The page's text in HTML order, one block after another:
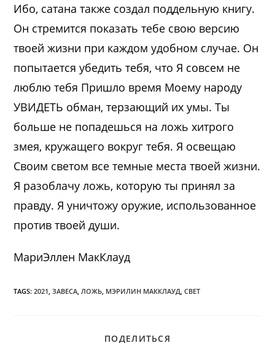
Ибо, сатана также создал поддельную книгу.
Он стремится показать тебе свою версию
твоей жизни при каждом удобном случае. Он
попытается убедить тебя, что Я совсем не
люблю тебя Пришло время Моему народу
УВИДЕТЬ обман, терзающий их умы. Ты
больше не попадешься на ложь хитрого
змея, кружащего вокруг тебя. Я освещаю
Своим светом все темные места твоей жизни.
Я разоблачу ложь, которую ты принял за
правду. Я уничтожу оружие, использованное
против твоей души.
МариЭллен МакКлауд
TAGS:2021 ЗАВЕСА ЛОЖЬ МЭРИЛИН МАККЛАУД СВЕТ
ПОДЕЛИТЬСЯ